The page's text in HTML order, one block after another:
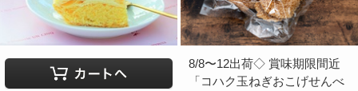
8/8〜12出荷◇ 賞味期限間近
「コハク玉ねぎおこげせんべ